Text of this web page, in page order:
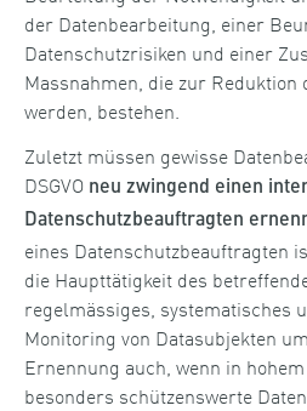
der Datenbearbeitung, einer
Datenschutzrisiken und einer
Massnahmen, die zur
werden, bestehen.
Zuletzt müssen gewisse
DSGVO neu zwingend einen
Datenschutzbeauftragten
eines Datenschutzbeauftragten
die Haupttätigkeit des
regelmässiges, systematisches
Monitoring von Datasubjekten
Ernennung auch, wenn in
besonders schützenswerte